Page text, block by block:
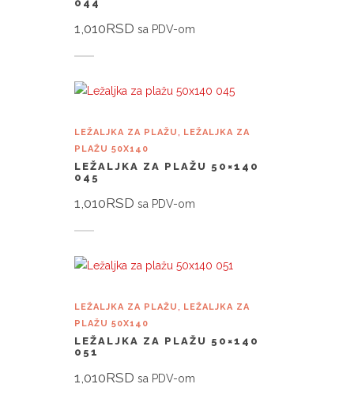
044
1,010RSD sa PDV-om
LEŽALJKA ZA PLAŽU
LEŽALJKA ZA
PLAŽU 50X140
LEŽALJKA ZA PLAŽU 50×140
045
1,010RSD sa PDV-om
LEŽALJKA ZA PLAŽU
LEŽALJKA ZA
PLAŽU 50X140
LEŽALJKA ZA PLAŽU 50×140
051
1,010RSD sa PDV-om